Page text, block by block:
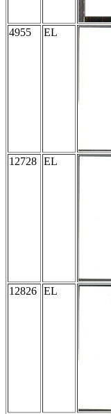
4955 EL
12728 EL
12826 EL